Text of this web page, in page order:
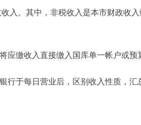
。其中，非税收入是本市财政收入
缴收入直接缴入国库单一帐户或预
于每日营业后，区别收入性质，汇